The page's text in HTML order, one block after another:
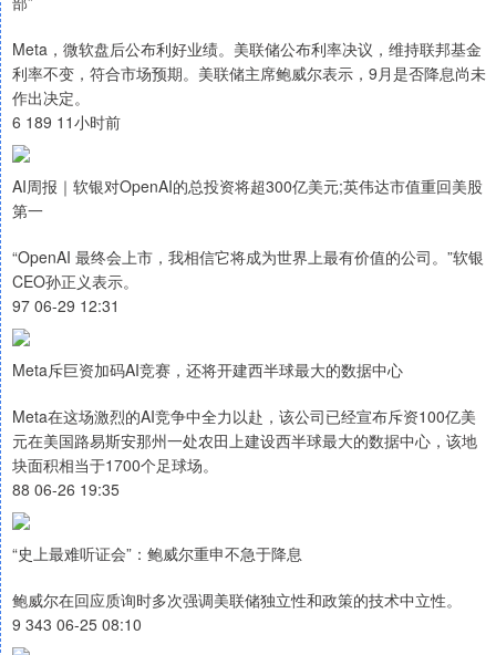
Meta，微软盘后公布利好业绩。美联储公布利率决议，维持联邦基金
利率不变，符合市场预期。美联储主席鲍威尔表示，9月是否降息尚未
作出决定。
6 189 11小时前
AI周报｜软银对OpenAI的总投资将超300亿美元;英伟达市值重回美股
第一
“OpenAI 最终会上市，我相信它将成为世界上最有价值的公司。”软银
CEO孙正义表示。
97 06-29 12:31
Meta斥巨资加码AI竞赛，还将开建西半球最大的数据中心
Meta在这场激烈的AI竞争中全力以赴，该公司已经宣布斥资100亿美
元在美国路易斯安那州一处农田上建设西半球最大的数据中心，该地
块面积相当于1700个足球场。
88 06-26 19:35
“史上最难听证会”：鲍威尔重申不急于降息
鲍威尔在回应质询时多次强调美联储独立性和政策的技术中立性。
9 343 06-25 08:10